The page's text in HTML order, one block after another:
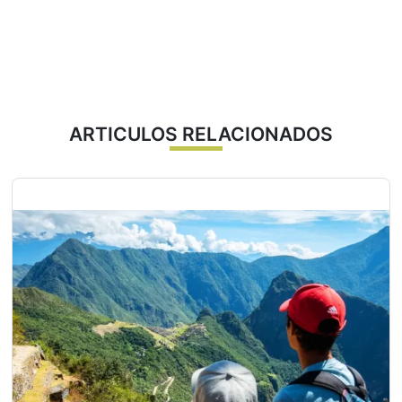
Maras
Maras es conocido principalmente por sus impresionantes
salineras. Además de su belleza natural, el pueblo
conserva arquitectura colonial y calles empedradas. Las
salineras de Maras son una maravilla única, compuestas
ARTICULOS RELACIONADOS